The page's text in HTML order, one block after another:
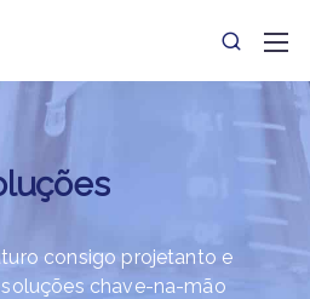
consigo projetanto e
chave-na-mão